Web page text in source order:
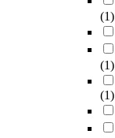
(1)
(1)
(1)